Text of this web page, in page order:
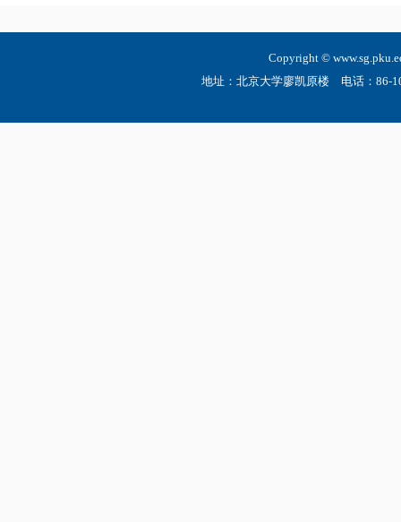
Copyright ©
地址：北京大学廖凯原楼 电话：86-